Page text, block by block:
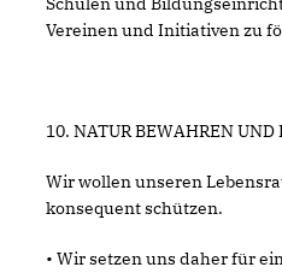
Vereinen und Initiativen zu
10. NATUR BEWAHREN
Wir wollen unseren
konsequent schützen.
• Wir setzen uns daher für